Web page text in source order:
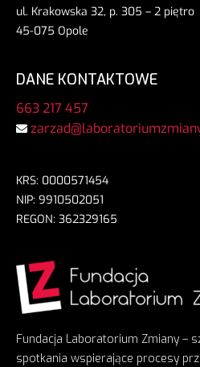
Fundacja Laboratorium Zmiany –
spotkania wspierające procesy
ul. Krakowska 32, p. 305 – 2 piętro
45-075 Opole
DANE KONTAKTOWE
663 217 457
KRS: 0000571454
NIP: 9910502051
REGON: 362329165